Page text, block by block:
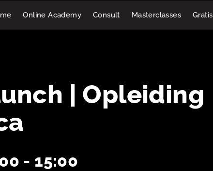
Online Academy Consult Masterclasses Gratis
| Opleiding
- 15:00